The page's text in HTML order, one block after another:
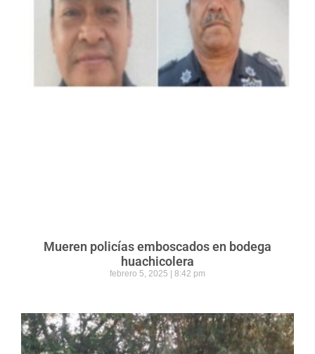
Mueren policías emboscados en bodega
huachicolera
febrero 5, 2025 8:42 pm